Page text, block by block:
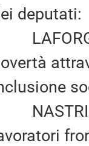
deputati:
NASTRI: